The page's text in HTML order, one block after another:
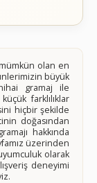
olan en
büyük
gramaj ile
farklılıklar
hiçbir şekilde
doğasından
hakkında
üzerinden
olarak
deneyimi